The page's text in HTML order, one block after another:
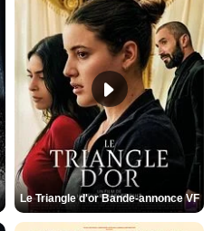
Le Triangle d'or Bande-annonce VF